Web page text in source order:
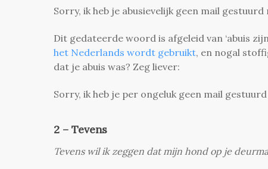
Sorry, ik heb je abusievelijk geen mail
Dit gedateerde woord is afgeleid van ‘abuis
het Nederlands wordt gebruikt, en nogal
dat je abuis was? Zeg liever:
Sorry, ik heb je per ongeluk geen mail
2 – Tevens
Tevens wil ik zeggen dat mijn hond op je